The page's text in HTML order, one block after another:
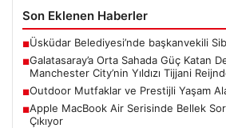
Son Eklenen Haberler
■Üsküdar Belediyesi’nde başkanvekili
■Galatasaray’a Orta Sahada Güç Katan
Manchester City’nin Yıldızı Tijjani
■Outdoor Mutfaklar ve Prestijli Yaşam
■Apple MacBook Air Serisinde Bellek
Çıkıyor